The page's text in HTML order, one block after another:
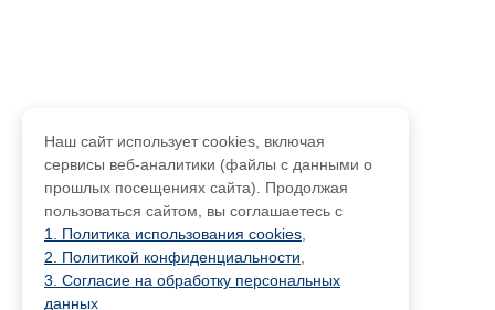
Наш сайт использует cookies, включая
сервисы веб-аналитики (файлы с данными о
прошлых посещениях сайта). Продолжая
пользоваться сайтом, вы соглашаетесь с
1. Политика использования cookies
2. Политикой конфиденциальности
3. Согласие на обработку персональных
данных